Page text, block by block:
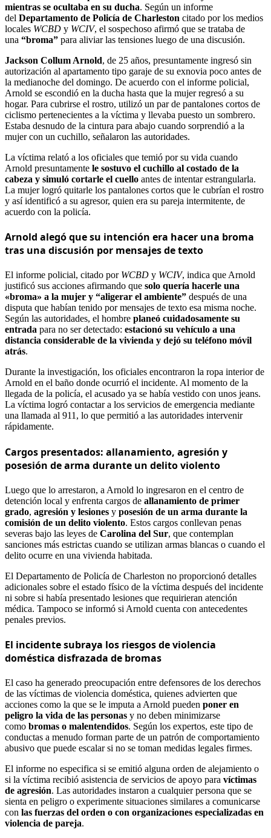
mientras se ocultaba en su ducha. Según un informe
del Departamento de Policía de Charleston citado por los medios
locales WCBD y WCIV, el sospechoso afirmó que se trataba de
una “broma” para aliviar las tensiones luego de una discusión.
Jackson Collum Arnold, de 25 años, presuntamente ingresó sin
autorización al apartamento tipo garaje de su exnovia poco antes de
la medianoche del domingo. De acuerdo con el informe policial,
Arnold se escondió en la ducha hasta que la mujer regresó a su
hogar. Para cubrirse el rostro, utilizó un par de pantalones cortos de
ciclismo pertenecientes a la víctima y llevaba puesto un sombrero.
Estaba desnudo de la cintura para abajo cuando sorprendió a la
mujer con un cuchillo, señalaron las autoridades.
La víctima relató a los oficiales que temió por su vida cuando
Arnold presuntamente le sostuvo el cuchillo al costado de la
cabeza y simuló cortarle el cuello antes de intentar estrangularla.
La mujer logró quitarle los pantalones cortos que le cubrían el rostro
y así identificó a su agresor, quien era su pareja intermitente, de
acuerdo con la policía.
Arnold alegó que su intención era hacer una broma
tras una discusión por mensajes de texto
El informe policial, citado por WCBD y WCIV, indica que Arnold
justificó sus acciones afirmando que solo quería hacerle una
«broma» a la mujer y “aligerar el ambiente” después de una
disputa que habían tenido por mensajes de texto esa misma noche.
Según las autoridades, el hombre planeó cuidadosamente su
entrada para no ser detectado: estacionó su vehículo a una
distancia considerable de la vivienda y dejó su teléfono móvil
atrás.
Durante la investigación, los oficiales encontraron la ropa interior de
Arnold en el baño donde ocurrió el incidente. Al momento de la
llegada de la policía, el acusado ya se había vestido con unos jeans.
La víctima logró contactar a los servicios de emergencia mediante
una llamada al 911, lo que permitió a las autoridades intervenir
rápidamente.
Cargos presentados: allanamiento, agresión y
posesión de arma durante un delito violento
Luego que lo arrestaron, a Arnold lo ingresaron en el centro de
detención local y enfrenta cargos de allanamiento de primer
grado, agresión y lesiones y posesión de un arma durante la
comisión de un delito violento. Estos cargos conllevan penas
severas bajo las leyes de Carolina del Sur, que contemplan
sanciones más estrictas cuando se utilizan armas blancas o cuando el
delito ocurre en una vivienda habitada.
El Departamento de Policía de Charleston no proporcionó detalles
adicionales sobre el estado físico de la víctima después del incidente
ni sobre si había presentado lesiones que requirieran atención
médica. Tampoco se informó si Arnold cuenta con antecedentes
penales previos.
El incidente subraya los riesgos de violencia
doméstica disfrazada de bromas
El caso ha generado preocupación entre defensores de los derechos
de las víctimas de violencia doméstica, quienes advierten que
acciones como la que se le imputa a Arnold pueden poner en
peligro la vida de las personas y no deben minimizarse
como bromas o malentendidos. Según los expertos, este tipo de
conductas a menudo forman parte de un patrón de comportamiento
abusivo que puede escalar si no se toman medidas legales firmes.
El informe no especifica si se emitió alguna orden de alejamiento o
si la víctima recibió asistencia de servicios de apoyo para víctimas
de agresión. Las autoridades instaron a cualquier persona que se
sienta en peligro o experimente situaciones similares a comunicarse
con las fuerzas del orden o con organizaciones especializadas en
violencia de pareja.